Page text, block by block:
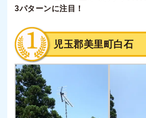
3パターンに注目！
児玉郡美里町白石